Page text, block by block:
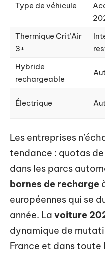
Type de véhicule
Thermique Crit’Air
3+
Hybride
rechargeable
Électrique
Les entreprises
tendance : quotas de
dans les parcs
bornes de recharge
européennes qui se
année. La voiture
dynamique de
France et dans toute